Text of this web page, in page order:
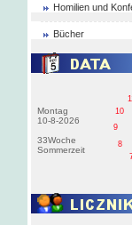
Homilien und
Bücher
Montag
10-8-2026
33Woche
Sommerzeit
8
9
10